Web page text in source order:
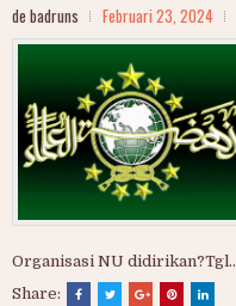
de badruns Februari 23, 2024
Organisasi NU didirikan?Tgl...
Share: